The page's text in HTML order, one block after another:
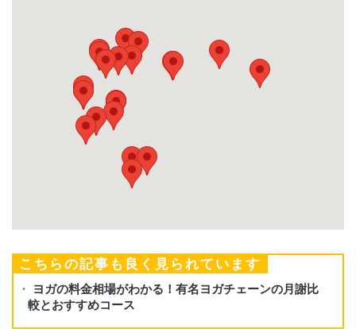
こちらの記事も良く見られています